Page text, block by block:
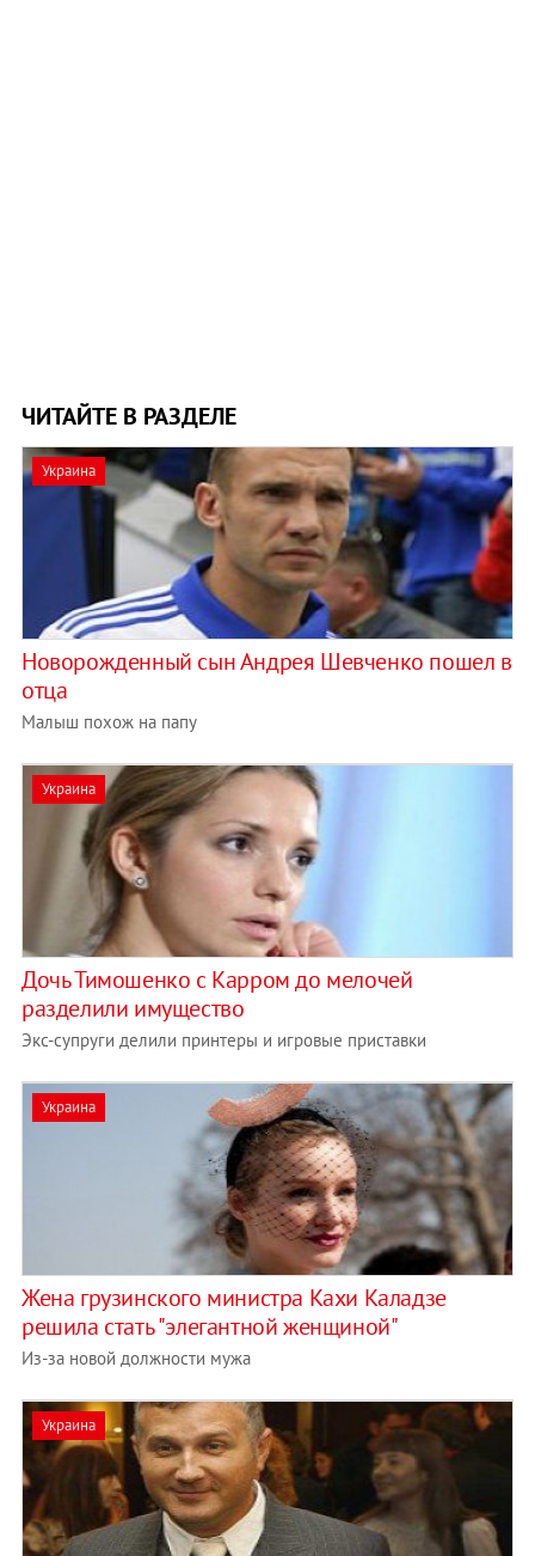
ЧИТАЙТЕ В РАЗДЕЛЕ
Украина
Новорожденный сын Андрея Шевченко пошел в
отца
Малыш похож на папу
Украина
Дочь Тимошенко с Карром до мелочей
разделили имущество
Экс-супруги делили принтеры и игровые приставки
Украина
Жена грузинского министра Кахи Каладзе
решила стать "элегантной женщиной"
Из-за новой должности мужа
Украина